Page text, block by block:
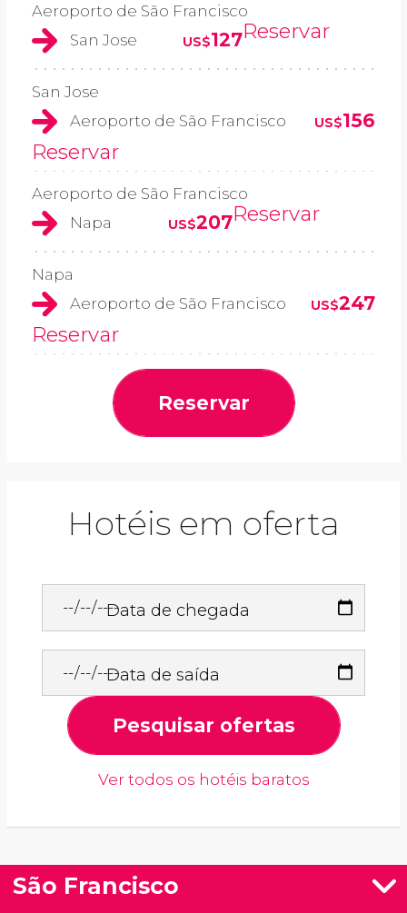
Aeroporto de São Francisco
San Jose
US$127Reservar
San Jose
Aeroporto de São Francisco
US$156
Reservar
Aeroporto de São Francisco
Napa
US$207Reservar
Napa
Aeroporto de São Francisco
US$247
Reservar
Reservar
Hotéis em oferta
Data de chegada
Data de saída
Pesquisar ofertas
Ver todos os hotéis baratos
São Francisco